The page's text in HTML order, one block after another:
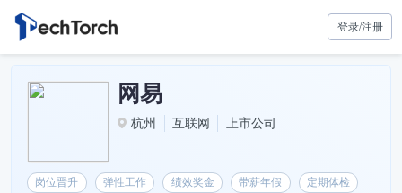
登录/注册
网易
杭州 互联网 上市公司
岗位晋升 弹性工作 绩效奖金 带薪年假 定期体检